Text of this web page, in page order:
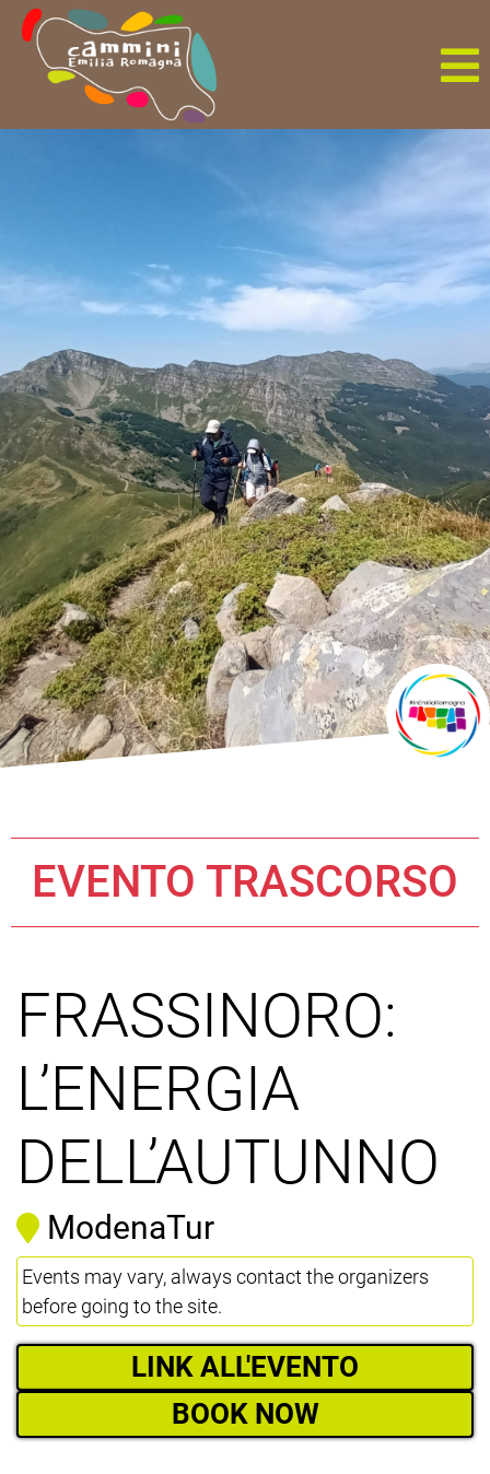
EVENTO TRASCORSO
FRASSINORO:
L’ENERGIA
DELL’AUTUNNO
ModenaTur
Events may vary, always contact the organizers
before going to the site.
LINK ALL'EVENTO
BOOK NOW